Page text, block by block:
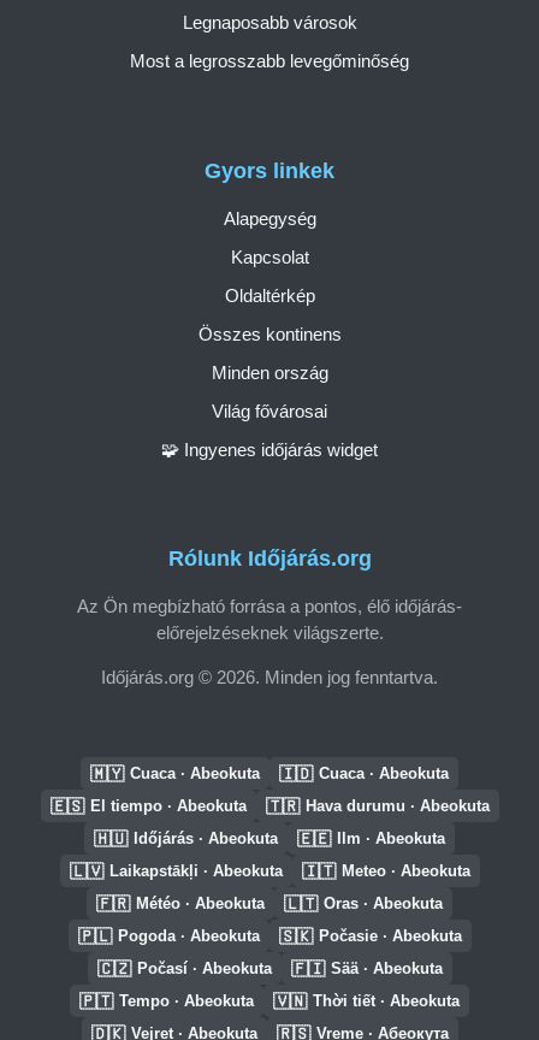
Rólunk Időjárás.org
Az Ön megbízható forrása a pontos, élő időjárás-
előrejelzéseknek világszerte.
Időjárás.org © 2026. Minden jog fenntartva.
Gyors linkek
Alapegység
Kapcsolat
Oldaltérkép
Összes kontinens
Minden ország
Világ fővárosai
🧩 Ingyenes időjárás widget
Legnaposabb városok
Most a legrosszabb levegőminőség
🇲🇾 Cuaca · Abeokuta 🇮🇩 Cuaca · Abeokuta
🇪🇸 El tiempo · Abeokuta 🇹🇷 Hava durumu · Abeokuta
🇭🇺 Időjárás · Abeokuta 🇪🇪 Ilm · Abeokuta
🇱🇻 Laikapstākļi · Abeokuta 🇮🇹 Meteo · Abeokuta
🇫🇷 Météo · Abeokuta 🇱🇹 Oras · Abeokuta
🇵🇱 Pogoda · Abeokuta 🇸🇰 Počasie · Abeokuta
🇨🇿 Počasí · Abeokuta 🇫🇮 Sää · Abeokuta
🇵🇹 Tempo · Abeokuta 🇻🇳 Thời tiết · Abeokuta
🇩🇰 Vejret · Abeokuta 🇷🇸 Vreme · Абеокута